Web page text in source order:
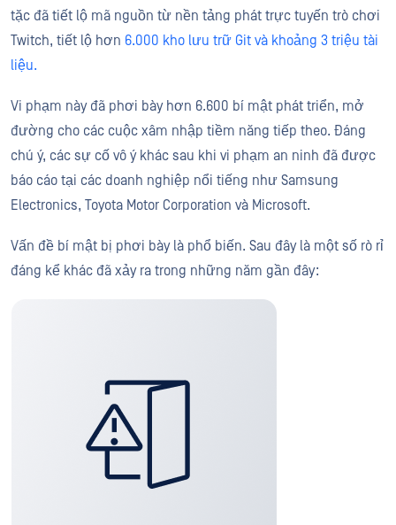
tặc đã tiết lộ mã nguồn từ nền tảng phát trực tuyến trò chơi
Twitch, tiết lộ hơn 6.000 kho lưu trữ Git và khoảng 3 triệu tài
liệu.
Vi phạm này đã phơi bày hơn 6.600 bí mật phát triển, mở
đường cho các cuộc xâm nhập tiềm năng tiếp theo. Đáng
chú ý, các sự cố vô ý khác sau khi vi phạm an ninh đã được
báo cáo tại các doanh nghiệp nổi tiếng như Samsung
Electronics, Toyota Motor Corporation và Microsoft.
Vấn đề bí mật bị phơi bày là phổ biến. Sau đây là một số rò rỉ
đáng kể khác đã xảy ra trong những năm gần đây: